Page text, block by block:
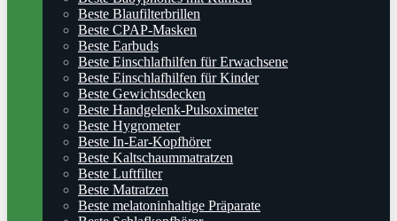
Beste Blaufilterbrillen
Beste CPAP-Masken
Beste Earbuds
Beste Einschlafhilfen für Erwachsene
Beste Einschlafhilfen für Kinder
Beste Gewichtsdecken
Beste Handgelenk-Pulsoximeter
Beste Hygrometer
Beste In-Ear-Kopfhörer
Beste Kaltschaummatratzen
Beste Luftfilter
Beste Matratzen
Beste melatoninhaltige Präparate